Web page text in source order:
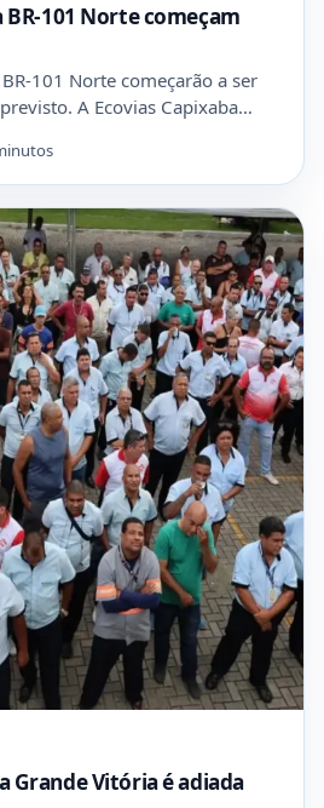
BR-101 Norte começam
101 Norte começarão a ser
A Ecovias Capixaba…
Grande Vitória é adiada